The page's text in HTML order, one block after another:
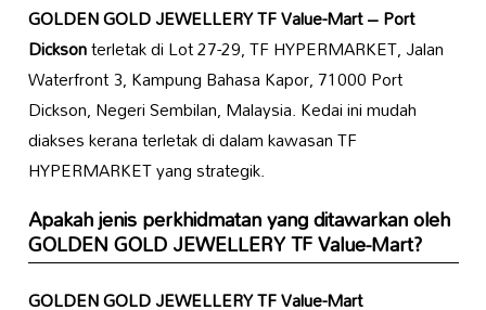
GOLDEN GOLD JEWELLERY TF Value-Mart – Port
Dicksonterletak di Lot 27-29, TF HYPERMARKET, Jalan
Waterfront 3, Kampung Bahasa Kapor, 71000 Port
Dickson, Negeri Sembilan, Malaysia. Kedai ini mudah
diakses kerana terletak di dalam kawasan TF
HYPERMARKET yang strategik.
Apakah jenis perkhidmatan yang ditawarkan oleh
GOLDEN GOLD JEWELLERY TF Value-Mart?
GOLDEN GOLD JEWELLERY TF Value-Mart